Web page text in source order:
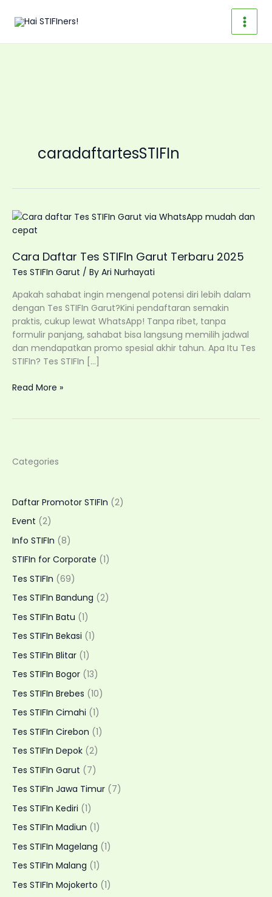
caradaftartesSTIFIn
Cara Daftar Tes STIFIn Garut Terbaru 2025
Tes STIFIn Garut / By Ari Nurhayati
Apakah sahabat ingin mengenal potensi diri lebih dalam
dengan Tes STIFIn Garut?Kini pendaftaran semakin
praktis, cukup lewat WhatsApp! Tanpa ribet, tanpa
formulir panjang, sahabat bisa langsung memilih jadwal
dan mendapatkan promo spesial akhir tahun. Apa Itu Tes
STIFIn? Tes STIFIn […]
Cara
2025
Read More »
Categories
Daftar Promotor STIFIn (2)
Event (2)
Info STIFIn (8)
STIFIn for Corporate (1)
Tes STIFIn (69)
Tes STIFIn Bandung (2)
Tes STIFIn Batu (1)
Tes STIFIn Bekasi (1)
Tes STIFIn Blitar (1)
Tes STIFIn Bogor (13)
Tes STIFIn Brebes (10)
Tes STIFIn Cimahi (1)
Tes STIFIn Cirebon (1)
Tes STIFIn Depok (2)
Tes STIFIn Garut (7)
Tes STIFIn Jawa Timur (7)
Tes STIFIn Kediri (1)
Tes STIFIn Madiun (1)
Tes STIFIn Magelang (1)
Tes STIFIn Malang (1)
Tes STIFIn Mojokerto (1)